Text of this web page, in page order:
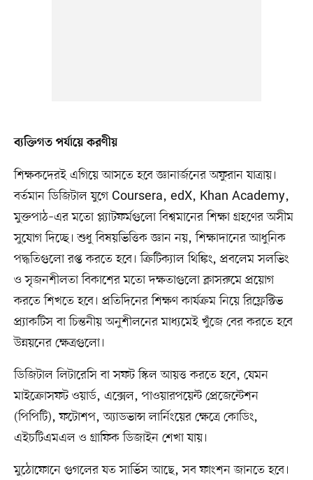
ব্যক্তিগত পর্যায়ে করণীয়
শিক্ষকদেরই এগিয়ে আসতে হবে জ্ঞানার্জনের অফুরান যাত্রায়।
বর্তমান ডিজিটাল যুগে Coursera, edX, Khan Academy,
মুক্তপাঠ–এর মতো প্ল্যাটফর্মগুলো বিশ্বমানের শিক্ষা গ্রহণের অসীম
সুযোগ দিচ্ছে। শুধু বিষয়ভিত্তিক জ্ঞান নয়, শিক্ষাদানের আধুনিক
পদ্ধতিগুলো রপ্ত করতে হবে। ক্রিটিক্যাল থিঙ্কিং, প্রবলেম সলভিং
ও সৃজনশীলতা বিকাশের মতো দক্ষতাগুলো ক্লাসরুমে প্রয়োগ
করতে শিখতে হবে। প্রতিদিনের শিক্ষণ কার্যক্রম নিয়ে রিফ্লেক্টিভ
প্র্যাকটিস বা চিন্তনীয় অনুশীলনের মাধ্যমেই খুঁজে বের করতে হবে
উন্নয়নের ক্ষেত্রগুলো।
ডিজিটাল লিটারেসি বা সফট স্কিল আয়ত্ত করতে হবে, যেমন
মাইক্রোসফট ওয়ার্ড, এক্সেল, পাওয়ারপয়েন্ট প্রেজেন্টেশন
(পিপিটি), ফটোশপ, অ্যাডভান্স লার্নিংয়ের ক্ষেত্রে কোডিং,
এইচটিএমএল ও গ্রাফিক ডিজাইন শেখা যায়।
মুঠোফোনে গুগলের যত সার্ভিস আছে, সব ফাংশন জানতে হবে।